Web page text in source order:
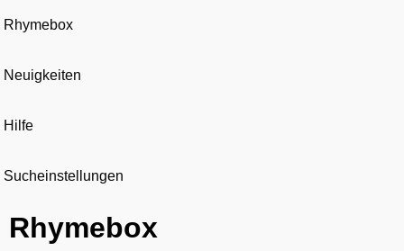
Rhymebox
Neuigkeiten
Hilfe
Sucheinstellungen
Rhymebox